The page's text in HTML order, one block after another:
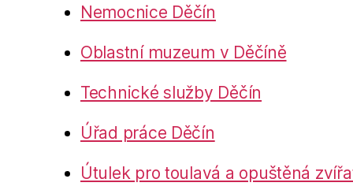
Nemocnice Děčín
Oblastní muzeum v Děčíně
Technické služby Děčín
Úřad práce Děčín
Útulek pro toulavá a opuštěná